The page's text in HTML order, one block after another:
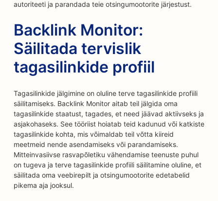
autoriteeti ja parandada teie otsingumootorite järjestust.
Backlink Monitor:
Säilitada tervislik
tagasilinkide profiil
Tagasilinkide jälgimine on oluline terve tagasilinkide profiili
säilitamiseks. Backlink Monitor aitab teil jälgida oma
tagasilinkide staatust, tagades, et need jäävad aktiivseks ja
asjakohaseks. See tööriist hoiatab teid kadunud või katkiste
tagasilinkide kohta, mis võimaldab teil võtta kiireid
meetmeid nende asendamiseks või parandamiseks.
Mitteinvasiivse rasvapõletiku vähendamise teenuste puhul
on tugeva ja terve tagasilinkide profiili säilitamine oluline, et
säilitada oma veebirepilt ja otsingumootorite edetabelid
pikema aja jooksul.